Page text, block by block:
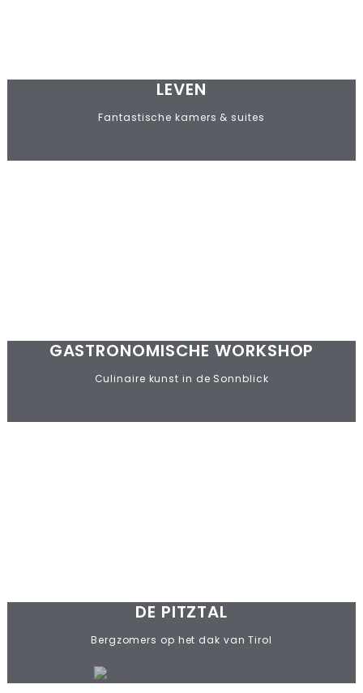
LEVEN
Fantastische kamers & suites
GASTRONOMISCHE WORKSHOP
Culinaire kunst in de Sonnblick
DE PITZTAL
Bergzomers op het dak van Tirol